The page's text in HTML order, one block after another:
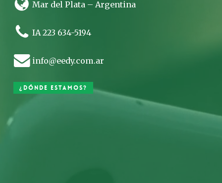
Mar del Plata – Argentina
IA 223 634-5194
info@eedy.com.ar
¿Dónde estamos?